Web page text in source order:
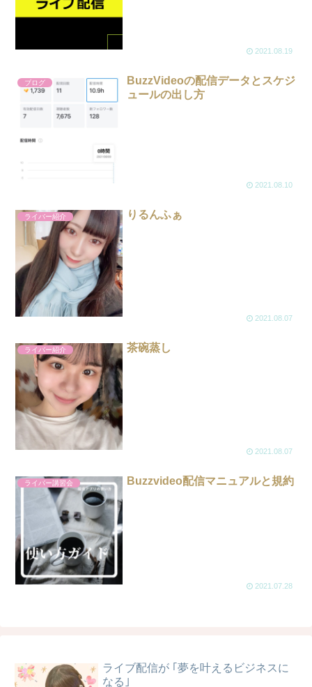
2021.08.19
ブログ
BuzzVideoの配信データとスケジ
ュールの出し方
2021.08.10
ライバー紹介 りるんふぁ
2021.08.07
ライバー紹介 茶碗蒸し
2021.08.07
ライバー講習会 Buzzvideo配信マニュアルと規約
2021.07.28
ライブ配信が ｢夢を叶えるビジネスに
なる｣